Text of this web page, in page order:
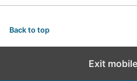
Back to top
Exit